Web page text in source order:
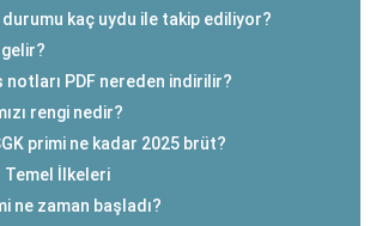
kaç uydu ile takip ediliyor?
notları PDF nereden indirilir?
rengi nedir?
primi ne kadar 2025 brüt?
Temel İlkeleri
ne zaman başladı?